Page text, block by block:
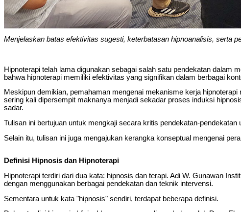
Menjelaskan batas efektivitas sugesti, keterbatasan hipnoanalisis, serta
Hipnoterapi telah lama digunakan sebagai salah satu pendekatan dalam
bahwa hipnoterapi memiliki efektivitas yang signifikan dalam berbagai
Meskipun demikian, pemahaman mengenai mekanisme kerja
sering kali dipersempit maknanya menjadi sekadar proses induksi
sadar.
Tulisan ini bertujuan untuk mengkaji secara kritis pendekatan-
Selain itu, tulisan ini juga mengajukan kerangka konseptual mengenai
Definisi Hipnosis dan Hipnoterapi
Hipnoterapi terdiri dari dua kata: hipnosis dan terapi. Adi W. Gunawan
dengan menggunakan berbagai pendekatan dan teknik intervensi.
Sementara untuk kata "hipnosis" sendiri, terdapat beberapa definisi.